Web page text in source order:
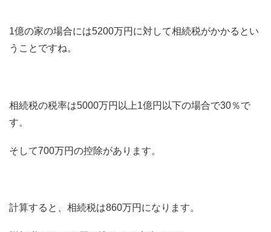
1億の家の場合には5200万円に対して相続税がかかるとい
うことですね。
相続税の税率は5000万円以上1億円以下の場合で30％で
す。
そして700万円の控除があります。
計算すると、相続税は860万円になります。